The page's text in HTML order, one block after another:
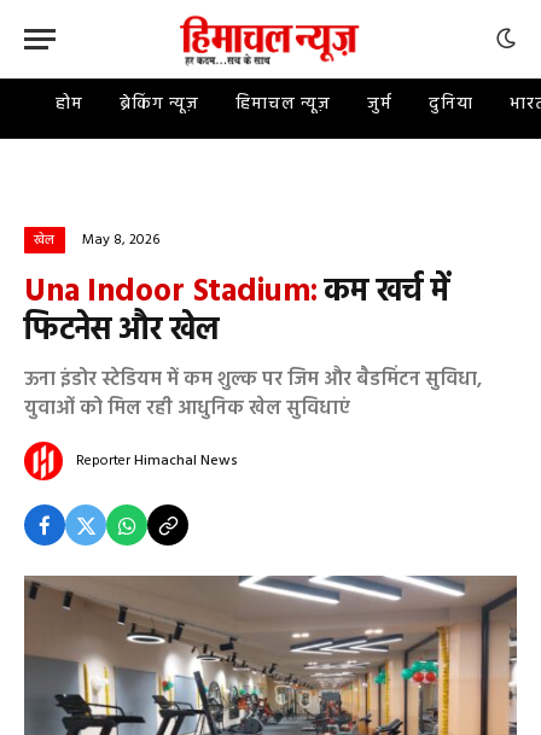
होम ब्रेकिंग न्यूज़ हिमाचल न्यूज़ जुर्म दुनिया
खेल May 8, 2026
Una Indoor Stadium:कम खर्च में
फिटनेस और खेल
ऊना इंडोर स्टेडियम में कम शुल्क पर जिम और बैडमिंटन सुविधा,
युवाओं को मिल रही आधुनिक खेल सुविधाएं
ReporterHimachal News